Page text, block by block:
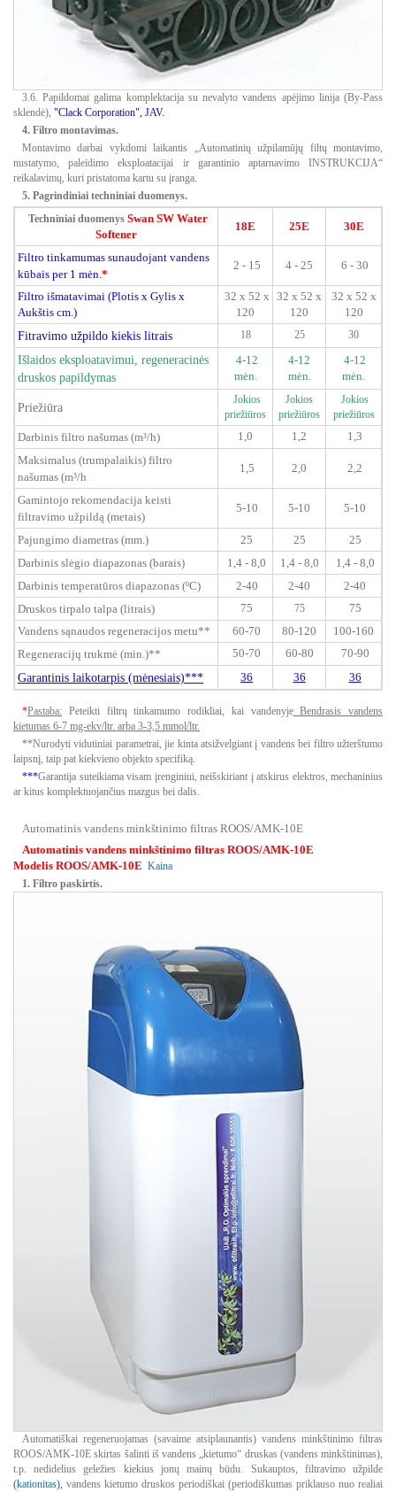
3.6. Papildomai galima komplektacija su nevalyto vandens apėjimo linija (By-Pass
sklendė), "Clack Corporation", JAV.
4. Filtro montavimas.
Montavimo darbai vykdomi laikantis „Automatinių užpilamūjų filtų montavimo,
nustatymo, paleidimo eksploatacijai ir garantinio aptarnavimo INSTRUKCIJA“
reikalavimų, kuri pristatoma kartu su įranga.
5. Pagrindiniai techniniai duomenys.
Techniniai duomenys Swan SW Water
Softener
18E 25E 30E
Filtro tinkamumas sunaudojant vandens
kūbais per 1 mėn. *
2 - 15 4 - 25 6 - 30
Filtro išmatavimai (Plotis x Gylis x
Aukštis cm.)
32 x 52 x
120
32 x 52 x
120
32 x 52 x
120
Fitravimo užpildo kiekis litrais 18 25 30
Išlaidos eksploatavimui, regeneracinės
druskos papildymas
4-12
mėn.
4-12
mėn.
4-12
mėn.
Priežiūra
Jokios
priežiūros
Jokios
priežiūros
Jokios
priežiūros
Darbinis filtro našumas (m³/h) 1,0 1,2
1,3
Maksimalus (trumpalaikis) filtro
našumas (m³/h
1,5 2,0 2,2
Gamintojo rekomendacija keisti
filtravimo užpildą (metais)
5-10 5-10 5-10
Pajungimo diametras (mm.) 25 25
25
Darbinis slėgio diapazonas (barais)
1,4 - 8,0 1,4 - 8,0
1,4 - 8,0
Darbinis temperatūros diapazonas (ºC)
2-40 2-40
2-40
Druskos tirpalo talpa (litrais)
75 75
75
Vandens sąnaudos regeneracijos metu**
60-70 80-120
100-160
Regeneracijų trukmė (min.)**
50-70 60-80 70-90
Garantinis laikotarpis (mėnesiais)*** 36 36 36
*Pastaba: Peteikti filtrų tinkamumo rodikliai, kai vandenyjeBendrasis vandens
kietumas 6-7 mg-ekv/ltr. arba 3-3,5 mmol/ltr.
**Nurodyti vidutiniai parametrai, jie kinta atsižvelgiant į vandens bei filtro užterštumo
laipsnį, taip pat kiekvieno objekto specifiką.
***Garantija suteikiama visam įrenginiui, neišskiriant į atskirus elektros, mechaninius
ar kitus komplektuojančius mazgus bei dalis.
Automatinis vandens minkštinimo filtras ROOS/AMK-10E
Automatinis vandens minkštinimo filtras ROOS/AMK-10E
Modelis ROOS/AMK-10E Kaina
1. Filtro paskirtis.
Automatiškai regeneruojamas (savaime atsiplaunantis) vandens minkštinimo filtras
ROOS/AMK-10E skirtas šalinti iš vandens „kietumo“ druskas (vandens minkštinimas),
t.p. nedidelius geležies kiekius jonų mainų būdu. Sukauptos, filtravimo užpilde
(kationitas), vandens kietumo druskos periodiškai (periodiškumas priklauso nuo realiai